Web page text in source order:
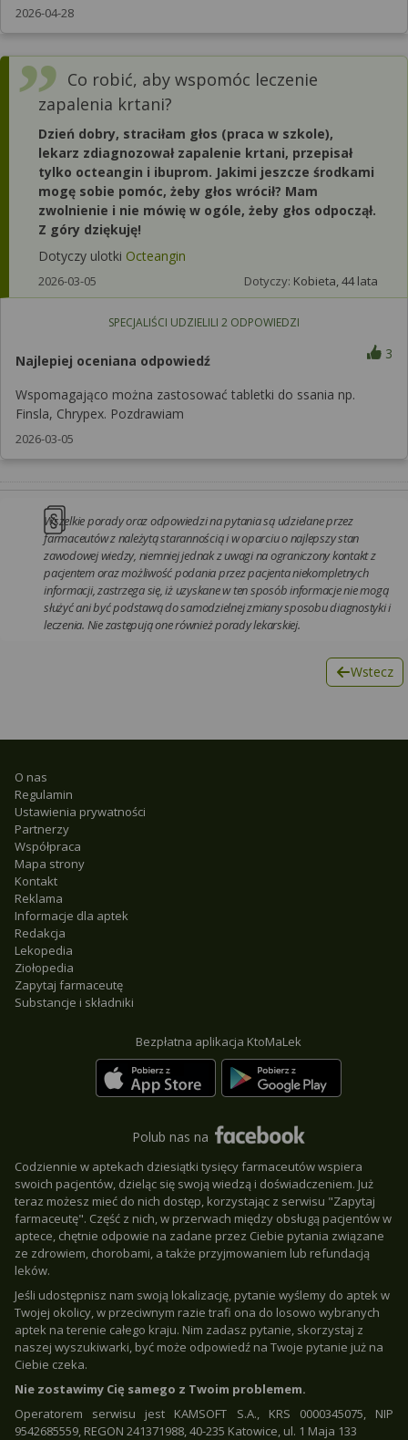
2026-04-28
Co robić, aby wspomóc leczenie
zapalenia krtani?
Dzień dobry, straciłam głos (praca w szkole),
lekarz zdiagnozował zapalenie krtani, przepisał
tylko octeangin i ibuprom. Jakimi jeszcze środkami
mogę sobie pomóc, żeby głos wrócił? Mam
zwolnienie i nie mówię w ogóle, żeby głos odpoczął.
Z góry dziękuję!
Dotyczy ulotki Octeangin
2026-03-05 Dotyczy: Kobieta, 44 lata
SPECJALIŚCI UDZIELILI 2ODPOWIEDZI
Najlepiej oceniana odpowiedź 3
Wspomagająco można zastosować tabletki do ssania np.
Finsla, Chrypex. Pozdrawiam
2026-03-05
Wszelkie porady oraz odpowiedzi na pytania są udzielane przez
farmaceutów z należytą starannością i w oparciu o najlepszy stan
zawodowej wiedzy, niemniej jednak z uwagi na ograniczony kontakt z
pacjentem oraz możliwość podania przez pacjenta niekompletnych
informacji, zastrzega się, iż uzyskane w ten sposób informacje nie mogą
służyć ani być podstawą do samodzielnej zmiany sposobu diagnostyki i
leczenia. Nie zastępują one również porady lekarskiej.
Wstecz
O nas
Regulamin
Ustawienia prywatności
Partnerzy
Współpraca
Mapa strony
Kontakt
Reklama
Informacje dla aptek
Redakcja
Lekopedia
Ziołopedia
Zapytaj farmaceutę
Substancje i składniki
Bezpłatna aplikacja KtoMaLek
Polub nas na
Codziennie w aptekach dziesiątki tysięcy farmaceutów wspiera
swoich pacjentów, dzieląc się swoją wiedzą i doświadczeniem. Już
teraz możesz mieć do nich dostęp, korzystając z serwisu "Zapytaj
farmaceutę". Część z nich, w przerwach między obsługą pacjentów w
aptece, chętnie odpowie na zadane przez Ciebie pytania związane
ze zdrowiem, chorobami, a także przyjmowaniem lub refundacją
leków.
Jeśli udostępnisz nam swoją lokalizację, pytanie wyślemy do aptek w
Twojej okolicy, w przeciwnym razie trafi ona do losowo wybranych
aptek na terenie całego kraju. Nim zadasz pytanie, skorzystaj z
naszej wyszukiwarki, być może odpowiedź na Twoje pytanie już na
Ciebie czeka.
Nie zostawimy Cię samego z Twoim problemem.
Operatorem serwisu jest KAMSOFT S.A., KRS 0000345075, NIP
9542685559, REGON 241371988, 40-235 Katowice, ul. 1 Maja 133